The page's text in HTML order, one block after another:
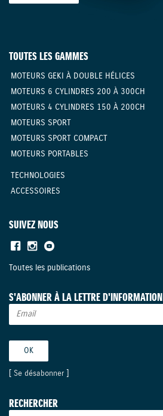
TOUTES LES GAMMES
MOTEURS GEKI À DOUBLE HÉLICES
MOTEURS 6 CYLINDRES 200 À 300CH
MOTEURS 4 CYLINDRES 150 À 200CH
MOTEURS SPORT
MOTEURS SPORT COMPACT
MOTEURS PORTABLES
TECHNOLOGIES
ACCESSOIRES
SUIVEZ NOUS
Toutes les publications
S'ABONNER À LA LETTRE D'INFORMATION
Se désabonner
RECHERCHER